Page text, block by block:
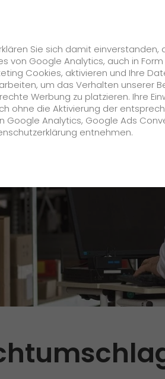
GO! Solutions
Unternehmen
Qualität
Zertifizierungen
Auszeichnungen
Nachtumschlag (m/w/d)
Sie sich damit einverstanden,
von Google Analytics, auch in
Cookies, aktivieren und Ihre
um das Verhalten unserer
Werbung zu platzieren. Ihre
ohne die Aktivierung der
Google Analytics, Google Ads
entnehmen.